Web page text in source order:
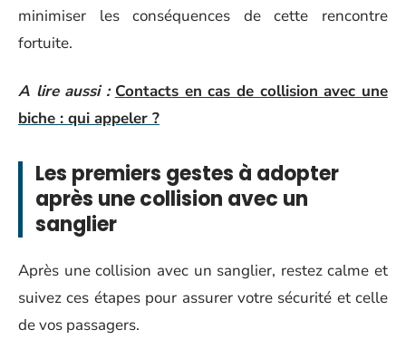
minimiser les conséquences de cette rencontre
fortuite.
A lire aussi : Contacts en cas de collision avec une
biche : qui appeler ?
Les premiers gestes à adopter
après une collision avec un
sanglier
Après une collision avec un sanglier, restez calme et
suivez ces étapes pour assurer votre sécurité et celle
de vos passagers.